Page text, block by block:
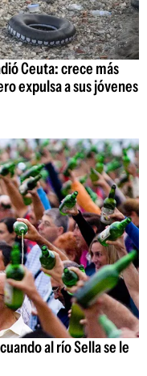
Ceuta: crece más
expulsa a sus jóvenes
al río Sella se le